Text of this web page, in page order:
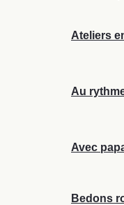
Ateliers
Au
Avec
Bedons